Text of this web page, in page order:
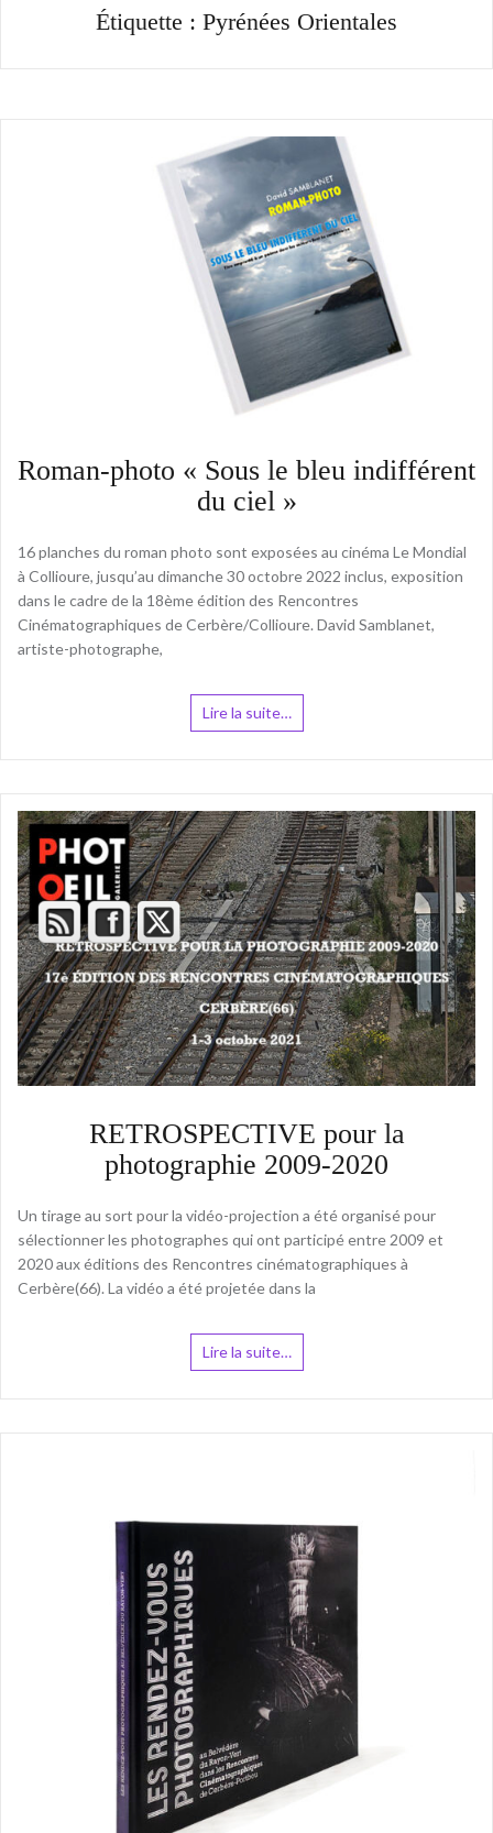
Étiquette : Pyrénées Orientales
Roman-photo « Sous le bleu indifférent
du ciel »
16 planches du roman photo sont exposées au cinéma Le Mondial
à Collioure, jusqu’au dimanche 30 octobre 2022 inclus, exposition
dans le cadre de la 18ème édition des Rencontres
Cinématographiques de Cerbère/Collioure. David Samblanet,
artiste-photographe,
Lire la suite…
RETROSPECTIVE pour la
photographie 2009-2020
Un tirage au sort pour la vidéo-projection a été organisé pour
sélectionner les photographes qui ont participé entre 2009 et
2020 aux éditions des Rencontres cinématographiques à
Cerbère(66). La vidéo a été projetée dans la
Lire la suite…